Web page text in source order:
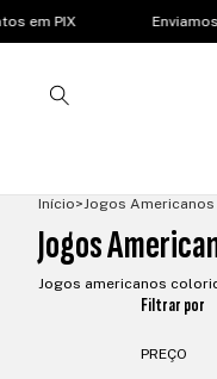
Enviamos
Início>Jogos Americanos
Jogos
Jogos americanos
Filtrar por
PREÇO